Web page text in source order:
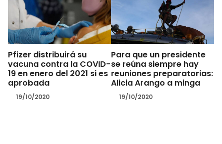
Pfizer distribuirá su
vacuna contra la COVID-
19 en enero del 2021 si es
aprobada
19/10/2020
Para que un presidente
se reúna siempre hay
reuniones preparatorias:
Alicia Arango a minga
19/10/2020